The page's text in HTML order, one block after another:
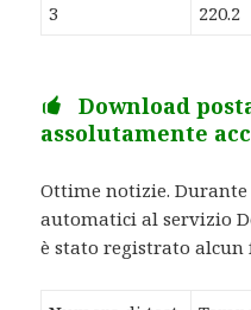
3 220.2
Download
assolutamente
Ottime notizie. Durante
automatici al servizio
è stato registrato